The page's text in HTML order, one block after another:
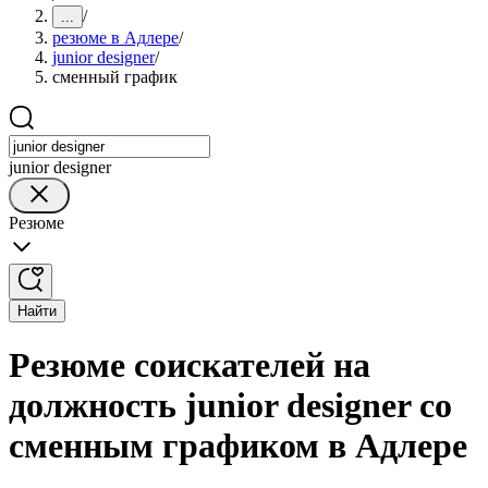
... /
резюме в Адлере/
junior designer/
сменный график
junior designer
Резюме
Найти
Резюме соискателей на
должность junior designer со
сменным графиком в Адлере